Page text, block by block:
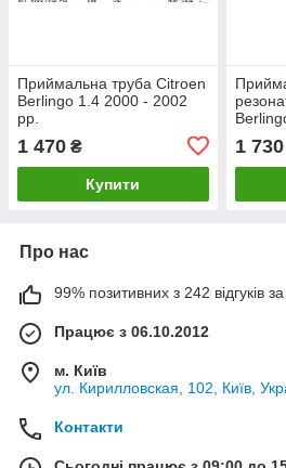
Приймальна труба Citroen
Berlingo 1.4 2000 - 2002
рр.
1 470 ₴
Купити
1 730
Про нас
99% позитивних з 242 відгуків за
Працює з 06.10.2012
м. Київ
ул. Кирилловская, 102, Київ,
Контакти